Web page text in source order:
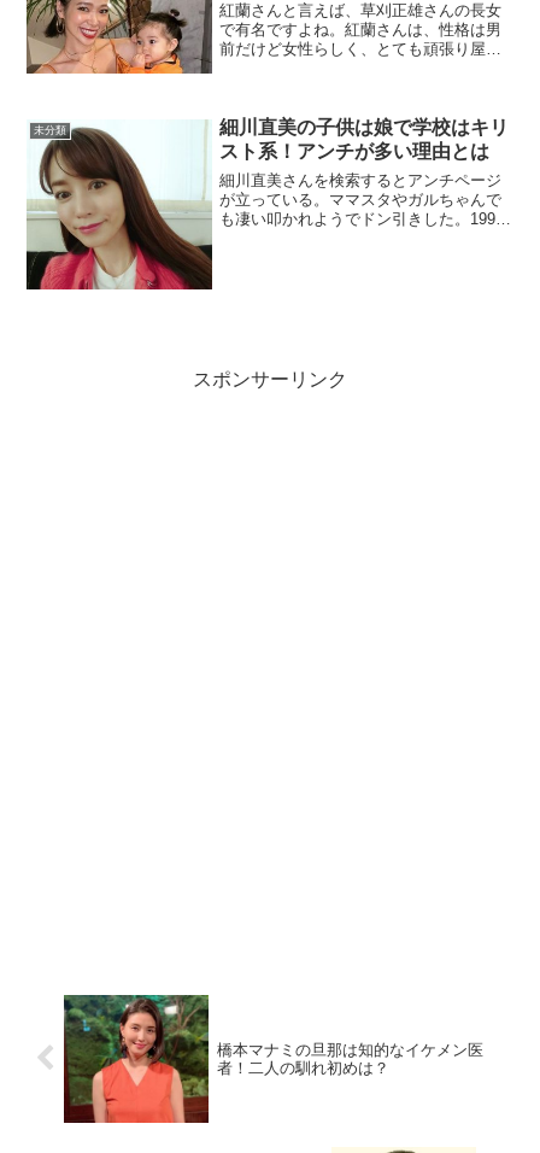
紅蘭さんと言えば、草刈正雄さんの長女
で有名ですよね。紅蘭さんは、性格は男
前だけど女性らしく、とても頑張り屋さ
ーになった感が伝わってき...
未分類
細川直美の子供は娘で学校はキリ
スト系！アンチが多い理由とは
細川直美さんを検索するとアンチページ
が立っている。ママスタやガルちゃんで
も凄い叩かれようでドン引きした。1998
スポンサーリンク
橋本マナミの旦那は知的なイケメン医
者！二人の馴れ初めは？